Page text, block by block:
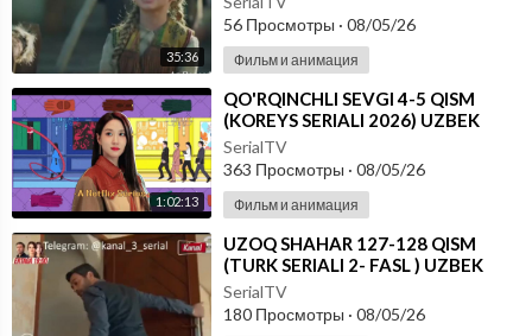
35:36
56 Просмотры · 08/05/26
Фильм и анимация
1:02:13
⁣⁣QO'RQINCHLI SEVGI 4-5 QISM
(KOREYS SERIALI 2026) UZBEK
TILIDA
SerialTV
363 Просмотры · 08/05/26
Фильм и анимация
⁣UZOQ SHAHAR 127-128 QISM
(TURK SERIALI 2- FASL ) UZBEK
TILIDA
SerialTV
180 Просмотры · 08/05/26